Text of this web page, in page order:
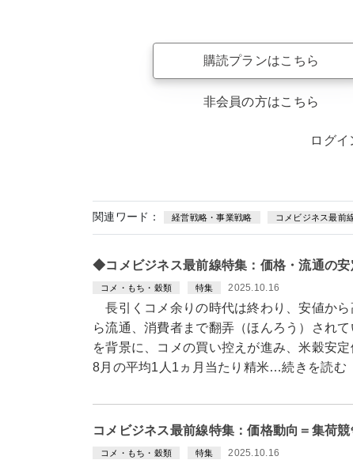
購読プランはこちら
非会員の方はこちら
ログ
関連ワード： 経営戦略・事業戦略 コメビジネス最前
◆コメビジネス最前線特集：価格・流通の
コメ・もち・穀類 特集 2025.10.16
長引くコメ余りの時代は終わり、安値か
ら流通、消費者まで翻弄（ほんろう）され
を背景に、コメの買い控えが進み、米穀安
8月の平均1人1ヵ月当たり精米…続きを読む
コメビジネス最前線特集：価格動向＝集荷
コメ・もち・穀類 特集 2025.10.16